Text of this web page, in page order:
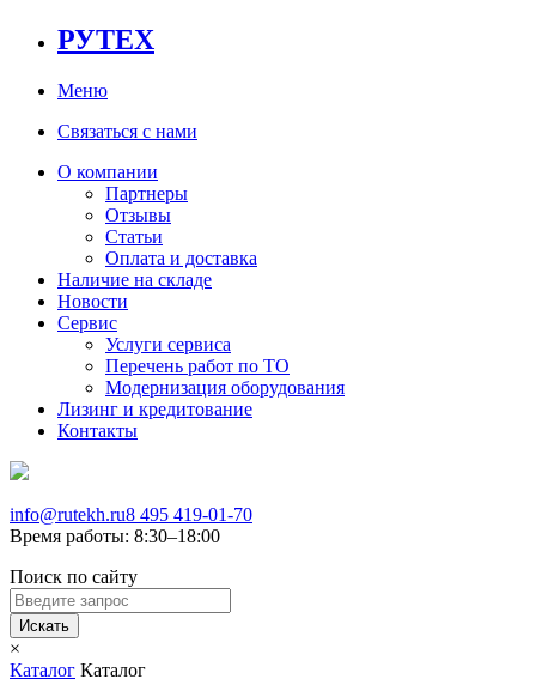
РУТЕХ
Меню
Связаться с нами
О компании
Партнеры
Отзывы
Статьи
Оплата и доставка
Наличие на складе
Новости
Сервис
Услуги сервиса
Перечень работ по ТО
Модернизация оборудования
Лизинг и кредитование
Контакты
info@rutekh.ru8 495 419-01-70
Время работы: 8:30–18:00
Поиск по сайту
Искать
×
Каталог Каталог